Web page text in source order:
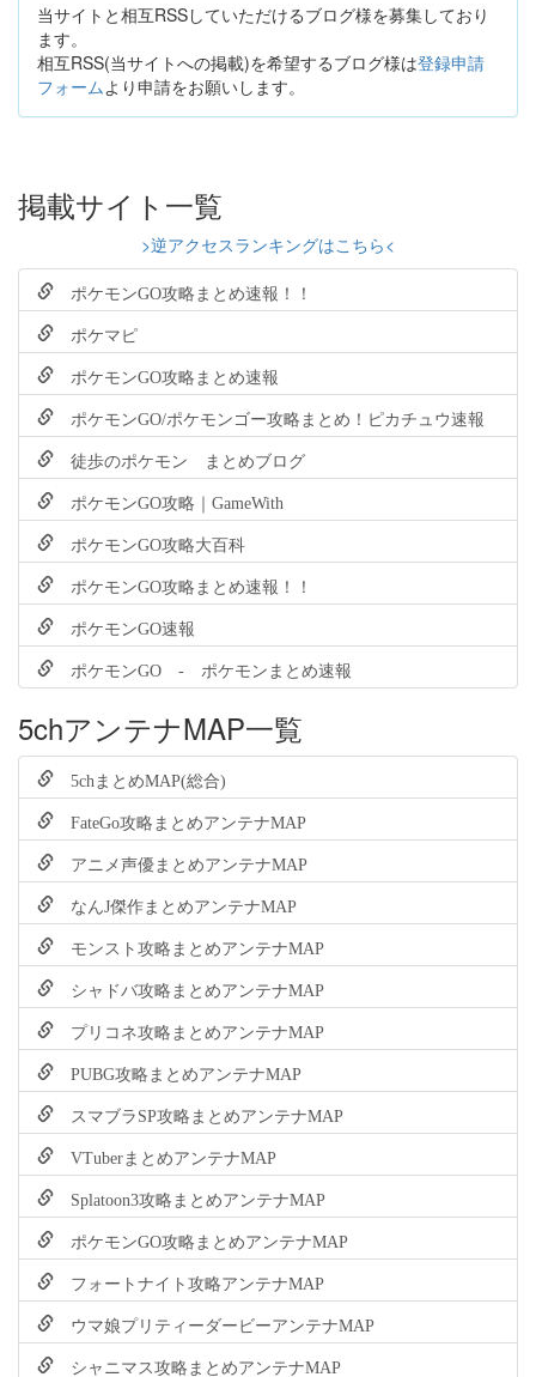
当サイトと相互RSSしていただけるブログ様を募集しており
ます。
相互RSS(当サイトへの掲載)を希望するブログ様は登録申請
フォームより申請をお願いします。
掲載サイト一覧
>逆アクセスランキングはこちら<
ポケモンGO攻略まとめ速報！！
ポケマピ
ポケモンGO攻略まとめ速報
ポケモンGO/ポケモンゴー攻略まとめ！ピカチュウ速報
徒歩のポケモン まとめブログ
ポケモンGO攻略｜GameWith
ポケモンGO攻略大百科
ポケモンGO攻略まとめ速報！！
ポケモンGO速報
ポケモンGO - ポケモンまとめ速報
5chアンテナMAP一覧
5chまとめMAP(総合)
FateGo攻略まとめアンテナMAP
アニメ声優まとめアンテナMAP
なんJ傑作まとめアンテナMAP
モンスト攻略まとめアンテナMAP
シャドバ攻略まとめアンテナMAP
プリコネ攻略まとめアンテナMAP
PUBG攻略まとめアンテナMAP
スマブラSP攻略まとめアンテナMAP
VTuberまとめアンテナMAP
Splatoon3攻略まとめアンテナMAP
ポケモンGO攻略まとめアンテナMAP
フォートナイト攻略アンテナMAP
ウマ娘プリティーダービーアンテナMAP
シャニマス攻略まとめアンテナMAP